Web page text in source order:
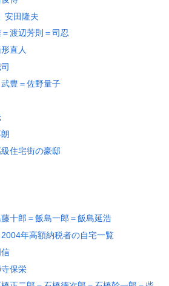
安田隆夫
＝渡辺芳則＝司忍
直人
武豊＝佐野量子
級住宅街の豪邸
藤十郎＝飯島一郎＝飯島延浩
2004年高額納税者の自宅一覧
信
寺保栄